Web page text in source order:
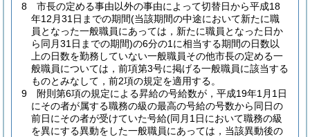
8
市長の定める事由以外の事由によって切替日から平成18
年12月31日までの期間(当該期間の中途において新たに職
員となった一般職員にあっては，新たに職員となった日か
ら同月31日までの期間)の6分の1に相当する期間の日数以
上の日数を勤務していない一般職員その他市長の定める一
般職員については，前項第3号に掲げる一般職員に該当する
ものとみなして，前2項の規定を適用する。
9
附則第6項の規定による昇給の号給数が，平成19年1月1日
にその者が属する職務の級の最高の号給の号数から同日の
前日にその者が受けていた号給(同月1日において職務の級
を異にする異動をした一般職員にあっては，当該異動後の